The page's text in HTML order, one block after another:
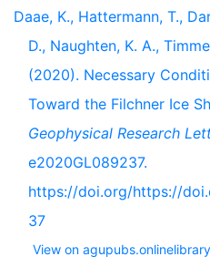
Daae, K., Hattermann, T.,
D., Naughten, K. A.,
(2020). Necessary
Toward the Filchner Ice
Geophysical Research
e2020GL089237.
https://doi.org/https://
37
View on